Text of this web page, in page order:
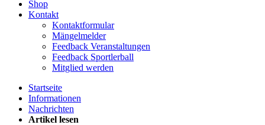
Shop
Kontakt
Kontaktformular
Mängelmelder
Feedback Veranstaltungen
Feedback Sportlerball
Mitglied werden
Startseite
Informationen
Nachrichten
Artikel lesen